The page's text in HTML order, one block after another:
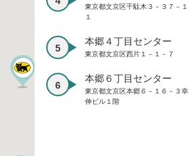
東京都文京区千駄木３－３７－１
１
本郷４丁目センター
東京都文京区西片１－１－７
本郷６丁目センター
東京都文京区本郷６－１６－３幸
伸ビル１階